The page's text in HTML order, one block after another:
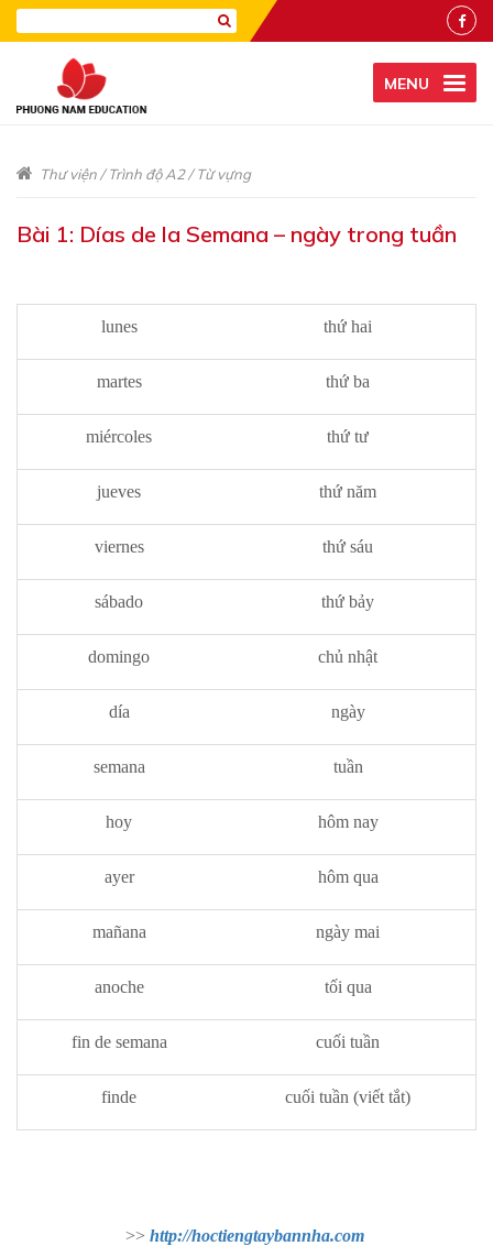
MENU
Thư viện/Trình độ A2/Từ vựng
Bài 1: Días de la Semana – ngày trong tuần
lunes thứ hai
martes thứ ba
miércoles thứ tư
jueves thứ năm
viernes thứ sáu
sábado thứ bảy
domingo chủ nhật
día ngày
semana tuần
hoy hôm nay
ayer hôm qua
mañana ngày mai
anoche tối qua
fin de semana cuối tuần
finde cuối tuần (viết tắt)
>> http://hoctiengtaybannha.com​